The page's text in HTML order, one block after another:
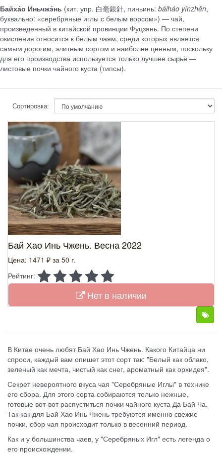
Байха́о Иньчжэ́нь (кит. упр. 白毫銀針, пиньинь: báiháo yínzhēn,
буквально: «серебряные иглы с белым ворсом») — чай,
произведенный в китайской провинции Фуцзянь. По степени
окисления относится к белым чаям, среди которых является
самым дорогим, элитным сортом и наиболее ценным, поскольку
для его производства используется только лучшее сырьё —
листовые почки чайного куста (типсы).
Сортировка:
Бай Хао Инь Чжень. Весна 2022
Цена: 1471 ₽ за 50 г.
Рейтинг:
Нет в наличии
В Китае очень любят Бай Хао Инь Чжень. Какого Китайца ни
спроси, каждый вам опишет этот сорт так: "Белый как облако,
зеленый как мечта, чистый как снег, ароматный как орхидея".
Секрет невероятного вкуса чая "Серебряные Иглы" в технике
его сбора. Для этого сорта собираются только нежные,
готовые вот-вот распуститься почки чайного куста Да Бай Ча.
Так как для Бай Хао Инь Чжень требуются именно свежие
почки, сбор чая происходит только в весенний период.
Как и у большинства чаев, у "Серебряных Игл" есть легенда о
его происхождении.